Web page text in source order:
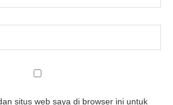
situs web saya di browser ini untuk